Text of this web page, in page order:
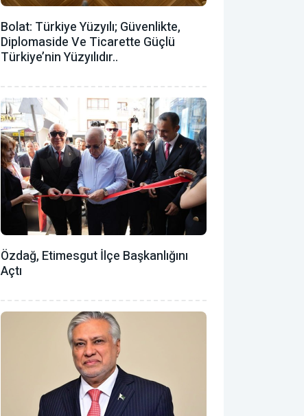
Bolat: Türkiye Yüzyılı; Güvenlikte,
Diplomaside Ve Ticarette Güçlü
Türkiye’nin Yüzyılıdır..
Özdağ, Etimesgut İlçe Başkanlığını
Açtı